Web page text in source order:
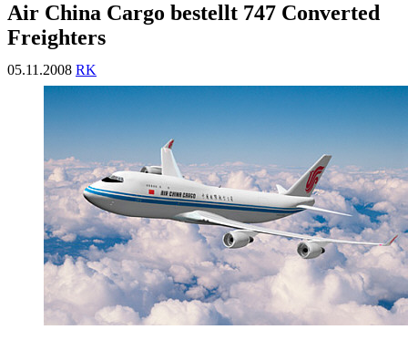
Air China Cargo bestellt 747 Converted
Freighters
05.11.2008 RK